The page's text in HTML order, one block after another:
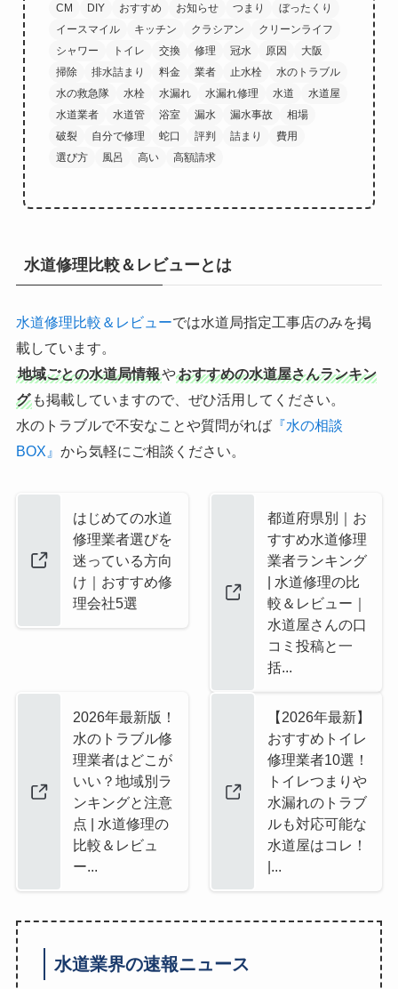
CM DIY おすすめ お知らせ つまり
ぼったくり
イースマイル
キッチン クラシアン
クリーンライフ
シャワー
トイレ 交換 修理 冠水 原因
大阪
掃除
排水詰まり 料金 業者 止水栓
水のトラブル
水の救急隊
水栓 水漏れ 水漏れ修理 水道
水道屋
水道業者
水道管 浴室 漏水 漏水事故
相場
破裂
自分で修理 蛇口 評判 詰まり
費用
選び方
風呂 高い 高額請求
水道修理比較＆レビューとは
水道修理比較＆レビューでは水道局指定工事店のみを掲
載しています。
地域ごとの水道局情報やおすすめの水道屋さんランキン
グも掲載していますので、ぜひ活用してください。
水のトラブルで不安なことや質問がれば『水の相談
BOX』 から気軽にご相談ください。
はじめての水道
修理業者選びを
迷っている方向
け｜おすすめ修
理会社5選
都道府県別｜お
すすめ水道修理
業者ランキング
| 水道修理の比
較＆レビュー｜
水道屋さんの口
コミ投稿と一
括...
2026年最新版！
水のトラブル修
理業者はどこが
いい？地域別ラ
ンキングと注意
点 | 水道修理の
比較＆レビュ
ー...
【2026年最新】
おすすめトイレ
修理業者10選！
トイレつまりや
水漏れのトラブ
ルも対応可能な
水道屋はコレ！
|...
水道業界の速報ニュース